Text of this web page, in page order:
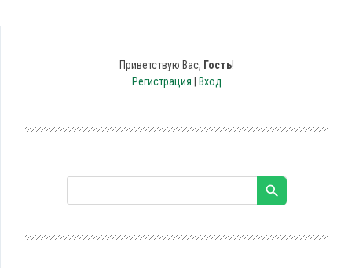
Приветствую Вас, Гость!
Регистрация
Вход